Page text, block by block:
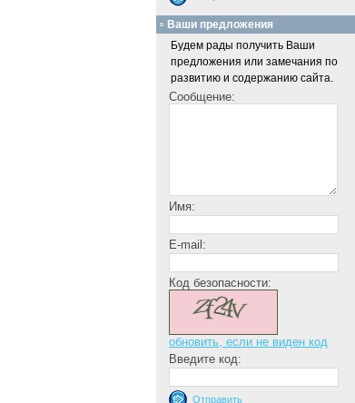
Ваши предложения
Будем рады получить Ваши
предложения или замечания по
развитию и содержанию сайта.
Сообщение:
Имя:
E-mail:
Код безопасности:
обновить, если не виден код
Введите код: